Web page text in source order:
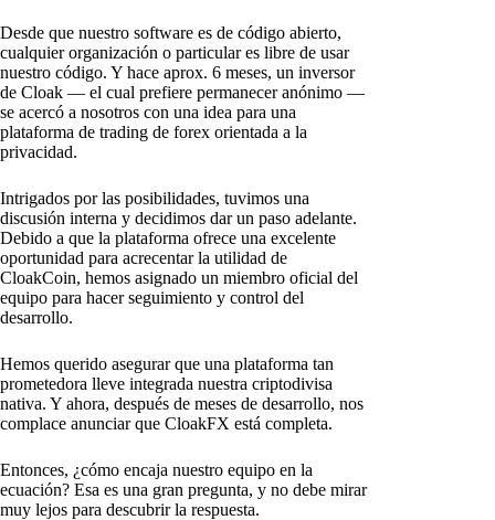
Desde que nuestro software es de código abierto,
cualquier organización o particular es libre de usar
nuestro código. Y hace aprox. 6 meses, un inversor
de Cloak — el cual prefiere permanecer anónimo —
se acercó a nosotros con una idea para una
plataforma de trading de forex orientada a la
privacidad.
Intrigados por las posibilidades, tuvimos una
discusión interna y decidimos dar un paso adelante.
Debido a que la plataforma ofrece una excelente
oportunidad para acrecentar la utilidad de
CloakCoin, hemos asignado un miembro oficial del
equipo para hacer seguimiento y control del
desarrollo.
Hemos querido asegurar que una plataforma tan
prometedora lleve integrada nuestra criptodivisa
nativa. Y ahora, después de meses de desarrollo, nos
complace anunciar que CloakFX está completa.
Entonces, ¿cómo encaja nuestro equipo en la
ecuación? Esa es una gran pregunta, y no debe mirar
muy lejos para descubrir la respuesta.